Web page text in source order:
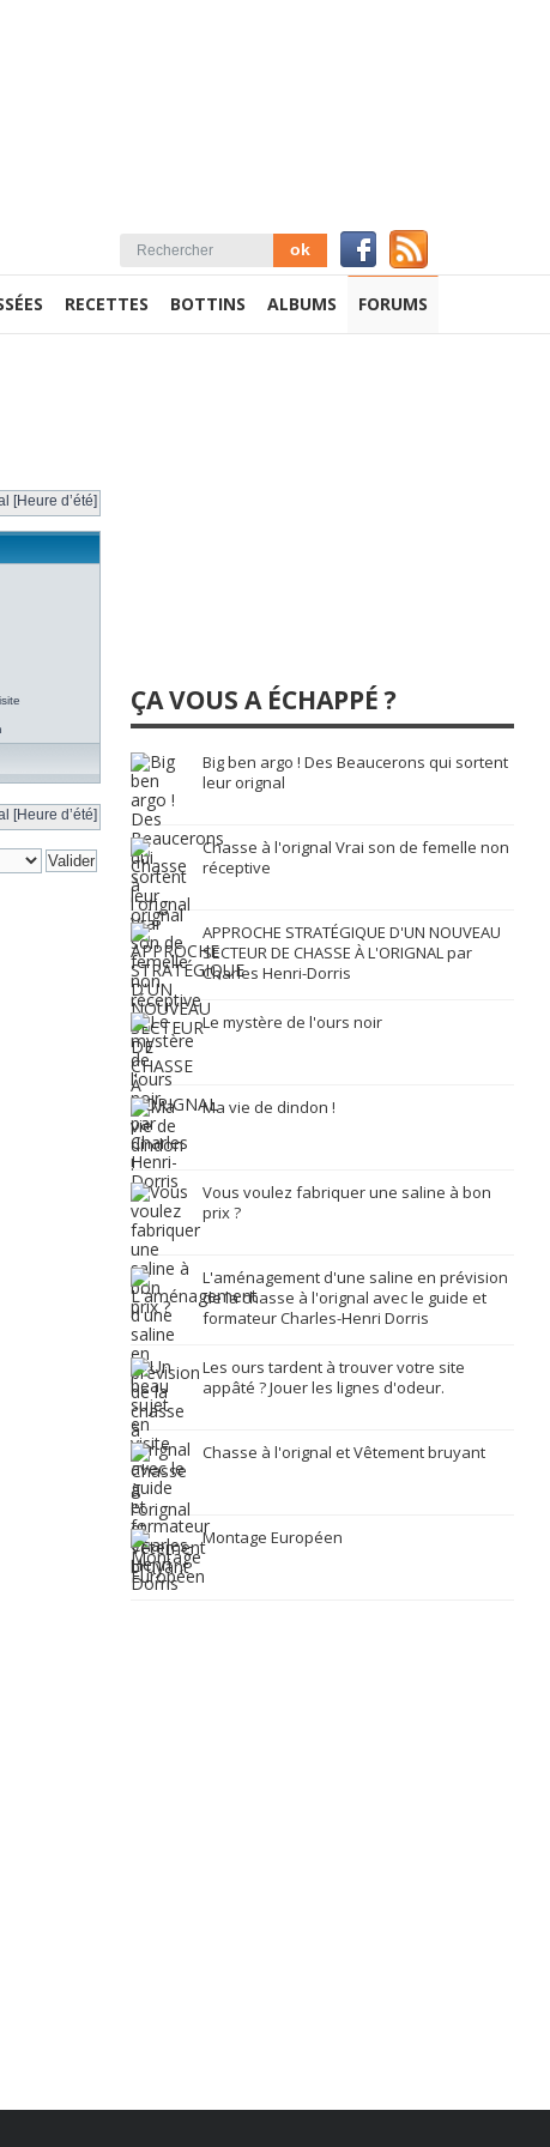
RECETTES BOTTINS ALBUMS FORUMS
[Heure d’été]
[Heure d’été]
ÇA VOUS A ÉCHAPPÉ ?
Big ben argo ! Des Beaucerons qui sortent
leur orignal
Chasse à l'orignal Vrai son de femelle non
réceptive
APPROCHE STRATÉGIQUE D'UN NOUVEAU
SECTEUR DE CHASSE À L'ORIGNAL par
Charles Henri-Dorris
Le mystère de l'ours noir
Ma vie de dindon !
Vous voulez fabriquer une saline à bon
prix ?
L'aménagement d'une saline en prévision
de la chasse à l'orignal avec le guide et
formateur Charles-Henri Dorris
Les ours tardent à trouver votre site
appâté ? Jouer les lignes d'odeur.
Chasse à l'orignal et Vêtement bruyant
Montage Européen